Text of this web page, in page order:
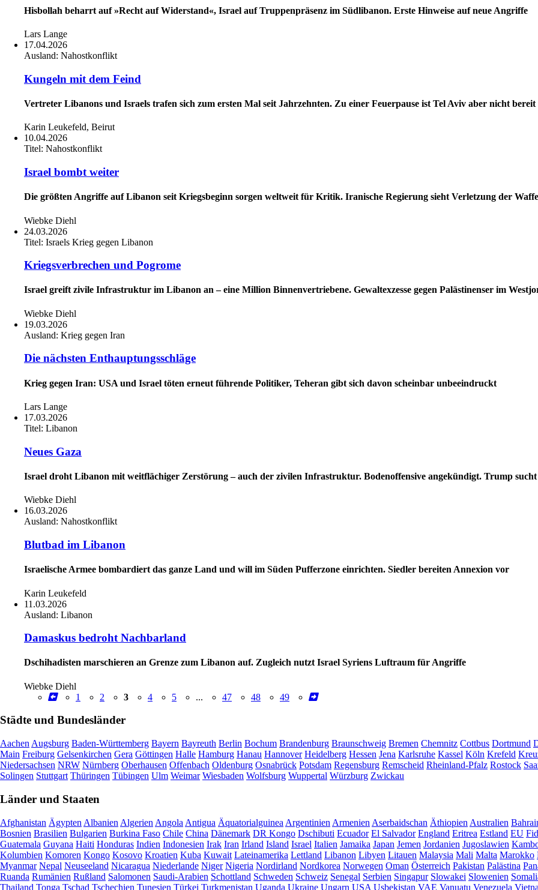
Hisbollah beharrt auf »Recht auf Widerstand«, Israel auf Truppenpräsenz im Südlibanon. Erste Hinweise auf neue Angriffe
Lars Lange
17.04.2026
Ausland: Nahostkonflikt
Kungeln mit dem Feind
Vertreter Libanons und Israels trafen sich zum ersten Mal seit Jahrzehnten. Zu einer Feuerpause ist Tel Aviv aber nicht bereit
Karin Leukefeld, Beirut
10.04.2026
Titel: Nahostkonflikt
Israel bombt weiter
Die größten Angriffe auf Libanon seit Kriegsbeginn sorgen weltweit für Kritik. Iranische Regierung sieht Verletzung der
Wiebke Diehl
24.03.2026
Titel: Israels Krieg gegen Libanon
Kriegsverbrechen und Pogrome
Israel greift zivile Infrastruktur im Libanon an – eine Million Binnenvertriebene. Gewaltexzesse gegen Palästinenser im
Wiebke Diehl
19.03.2026
Ausland: Krieg gegen Iran
Die nächsten Enthauptungsschläge
Krieg gegen Iran: USA und Israel töten erneut führende Politiker, Teheran gibt sich davon scheinbar unbeeindruckt
Lars Lange
17.03.2026
Titel: Libanon
Neues Gaza
Israel droht Libanon mit weitflächiger Zerstörung – auch der zivilen Infrastruktur. Bodenoffensive angekündigt. Trump
Wiebke Diehl
16.03.2026
Ausland: Nahostkonflikt
Blutbad im Libanon
Israelische Armee bombardiert das ganze Land und will im Süden Pufferzone einrichten. Siedler bereiten Annexion vor
Karin Leukefeld
11.03.2026
Ausland: Libanon
Damaskus bedroht Nachbarland
Dschihadisten marschieren an Grenze zum Libanon auf. Zugleich nutzt Israel Syriens Luftraum für Angriffe
Wiebke Diehl
1
2 3 4 5 ... 47 48 49
Städte und Bundesländer
Aachen Augsburg Baden-Württemberg Bayern Bayreuth Berlin Bochum Brandenburg Braunschweig Bremen Chemnitz Cottbus Dortmund
Main Freiburg Gelsenkirchen Gera Göttingen Halle Hamburg Hanau Hannover Heidelberg Hessen Jena Karlsruhe Kassel Köln Krefeld
Niedersachsen NRW Nürnberg Oberhausen Offenbach Oldenburg Osnabrück Potsdam Regensburg Remscheid Rheinland-Pfalz Rostock
Solingen Stuttgart Thüringen Tübingen Ulm Weimar Wiesbaden Wolfsburg Wuppertal Würzburg Zwickau
Länder und Staaten
Afghanistan Ägypten Albanien Algerien Angola Antigua Äquatorialguinea Argentinien Armenien Aserbaidschan Äthiopien Australien
Bosnien Brasilien Bulgarien Burkina Faso Chile China Dänemark DR Kongo Dschibuti Ecuador El Salvador England Eritrea Estland EU
Guatemala Guyana Haiti Honduras Indien Indonesien Irak Iran Irland Island Israel Italien Jamaika Japan Jemen Jordanien Jugoslawien
Kolumbien Komoren Kongo Kosovo Kroatien Kuba Kuwait Lateinamerika Lettland Libanon Libyen Litauen Malaysia Mali Malta Marokko
Myanmar Nepal Neuseeland Nicaragua Niederlande Niger Nigeria Nordirland Nordkorea Norwegen Oman Österreich Pakistan Palästina
Ruanda Rumänien Rußland Salomonen Saudi-Arabien Schottland Schweden Schweiz Senegal Serbien Singapur Slowakei Slowenien
Thailand Tonga Tschad Tschechien Tunesien Türkei Turkmenistan Uganda Ukraine Ungarn USA Usbekistan VAE Vanuatu Venezuela